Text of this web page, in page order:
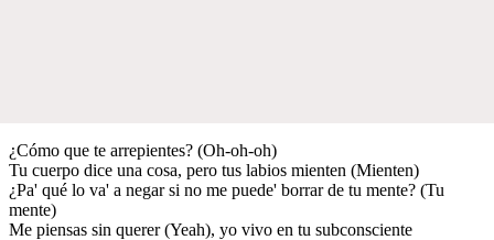
¿Cómo que te arrepientes? (Oh-oh-oh)
Tu cuerpo dice una cosa, pero tus labios mienten (Mienten)
¿Pa' qué lo va' a negar si no me puede' borrar de tu mente? (Tu
mente)
Me piensas sin querer (Yeah), yo vivo en tu subconsciente